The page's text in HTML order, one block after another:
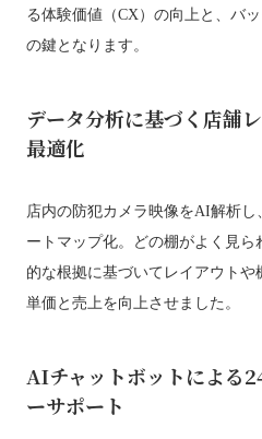
る体験価値（CX）の向上と、バ
の鍵となります。
データ分析に基づく店舗
最適化
店内の防犯カメラ映像をAI解析
ートマップ化。どの棚がよく見
的な根拠に基づいてレイアウト
単価と売上を向上させました。
AIチャットボットによる
ーサポート